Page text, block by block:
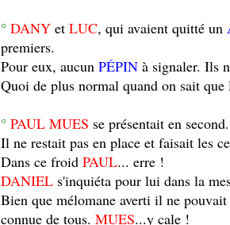
° DANY et LUC, qui avaient quitté un
premiers.
Pour eux, aucun PÉPIN à signaler. Ils
Quoi de plus normal quand on sait que
° PAUL MUES se présentait en
Il ne restait pas en place et faisait les
Dans ce froid PAUL... erre !
DANIEL s'inquiéta pour lui dans la
Bien que mélomane averti il ne
connue de tous. MUES...y cale !